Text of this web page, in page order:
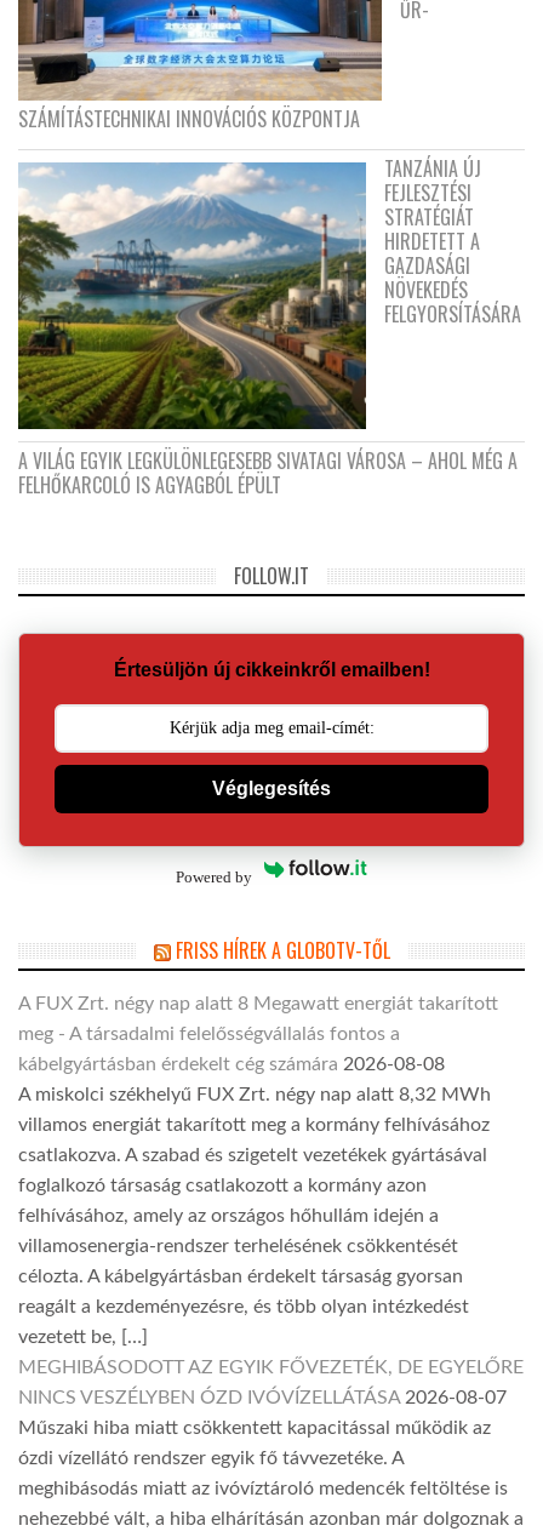
ŰR-
SZÁMÍTÁSTECHNIKAI INNOVÁCIÓS KÖZPONTJA
TANZÁNIA ÚJ
FEJLESZTÉSI
STRATÉGIÁT
HIRDETETT A
GAZDASÁGI
NÖVEKEDÉS
FELGYORSÍTÁSÁRA
A VILÁG EGYIK LEGKÜLÖNLEGESEBB SIVATAGI VÁROSA – AHOL MÉG A
FELHŐKARCOLÓ IS AGYAGBÓL ÉPÜLT
FOLLOW.IT
Értesüljön új cikkeinkről emailben!
Véglegesítés
Powered by
FRISS HÍREK A GLOBOTV-TŐL
A FUX Zrt. négy nap alatt 8 Megawatt energiát takarított
meg - A társadalmi felelősségvállalás fontos a
kábelgyártásban érdekelt cég számára 2026-08-08
A miskolci székhelyű FUX Zrt. négy nap alatt 8,32 MWh
villamos energiát takarított meg a kormány felhívásához
csatlakozva. A szabad és szigetelt vezetékek gyártásával
foglalkozó társaság csatlakozott a kormány azon
felhívásához, amely az országos hőhullám idején a
villamosenergia-rendszer terhelésének csökkentését
célozta. A kábelgyártásban érdekelt társaság gyorsan
reagált a kezdeményezésre, és több olyan intézkedést
vezetett be, […]
MEGHIBÁSODOTT AZ EGYIK FŐVEZETÉK, DE EGYELŐRE
NINCS VESZÉLYBEN ÓZD IVÓVÍZELLÁTÁSA 2026-08-07
Műszaki hiba miatt csökkentett kapacitással működik az
ózdi vízellátó rendszer egyik fő távvezetéke. A
meghibásodás miatt az ivóvíztároló medencék feltöltése is
nehezebbé vált, a hiba elhárításán azonban már dolgoznak a